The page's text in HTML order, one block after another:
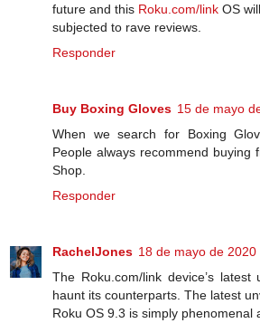
future and this Roku.com/link OS
subjected to rave reviews.
Responder
Buy Boxing Gloves 15 de mayo
When we search for Boxing
People always recommend buying
Shop.
Responder
RachelJones 18 de mayo de
The Roku.com/link device’s
haunt its counterparts. The latest
Roku OS 9.3 is simply phenomenal